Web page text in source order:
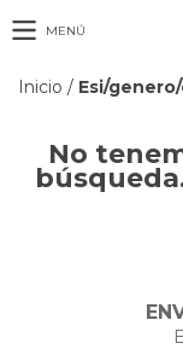
MENÚ
Inicio / Esi/
No